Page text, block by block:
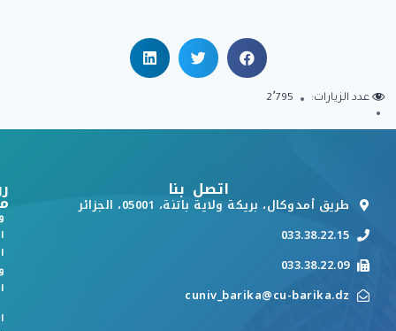
عدد الزيارات: 2٬795
اتصل بنا
طريق أمدوكال، بريكة ولاية باتنة، 05001، الجزائر
033.38.22.15
033.38.22.09
cuniv_barika@cu-barika.dz